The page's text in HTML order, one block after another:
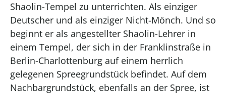
Shaolin-Tempel zu unterrichten. Als einziger
Deutscher und als einziger Nicht-Mönch. Und so
beginnt er als angestellter Shaolin-Lehrer in
einem Tempel, der sich in der Franklinstraße in
Berlin-Charlottenburg auf einem herrlich
gelegenen Spreegrundstück befindet. Auf dem
Nachbargrundstück, ebenfalls an der Spree, ist